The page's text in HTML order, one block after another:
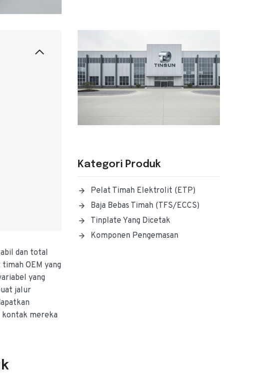
dan total
OEM yang
yang
jalur
kontak mereka
Kategori Produk
Pelat Timah Elektrolit (ETP)
Baja Bebas Timah (TFS/ECCS)
Tinplate Yang Dicetak
Komponen Pengemasan